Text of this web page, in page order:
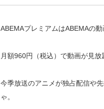
ABEMAプレミアムはABEMAの
月額960円（税込）で動画が見放
今季放送のアニメが独占配信や
ゃ。